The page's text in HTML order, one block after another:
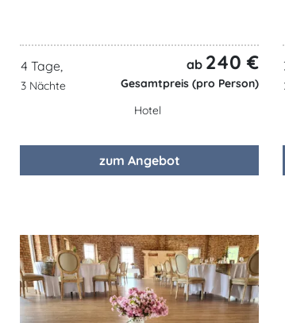
4 Tage,
3 Nächte
ab 240 €
Gesamtpreis (pro Person)
Hotel
zum Angebot